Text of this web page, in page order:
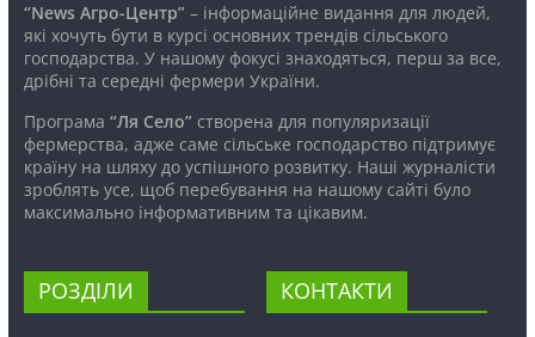
“News Агро-Центр”– інформаційне видання для людей,
які хочуть бути в курсі основних трендів сільського
господарства. У нашому фокусі знаходяться, перш за все,
дрібні та середні фермери України.
Програма “Ля Село”створена для популяризації
фермерства, адже саме сільське господарство підтримує
країну на шляху до успішного розвитку. Наші журналісти
зроблять усе, щоб перебування на нашому сайті було
максимально інформативним та цікавим.
РОЗДІЛИ КОНТАКТИ